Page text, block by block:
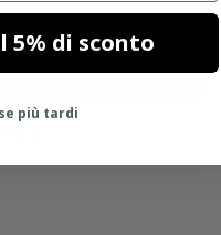
5% di sconto
più tardi